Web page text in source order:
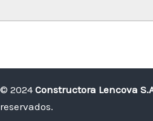
© 2024 Constructora Lencova
reservados.